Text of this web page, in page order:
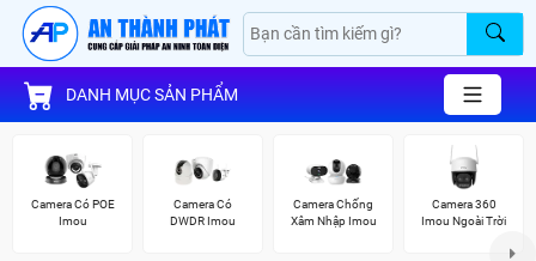
DANH MỤC SẢN PHẨM
Camera Có POE
Imou
Camera Có
DWDR Imou
Camera Chống
Xâm Nhập Imou
Camera 360
Imou Ngoài Trời